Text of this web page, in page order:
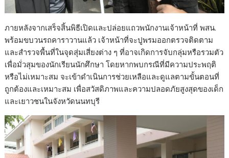
ภายหลังจากเสร็จสิ้นพิธีเปิดและปล่อยแถวพนักงานเจ้าหน้าที่ พสน.
พร้อมขบวนรถคาราวานแล้ว เจ้าหน้าที่จะปูพรมออกตรวจติดตาม
และสำรวจพื้นที่ในจุดสุ่มเสี่ยงต่าง ๆ ที่อาจเกิดการจับกลุ่มหรือรวมตัว
เพื่อมั่วสุมของนักเรียนนักศึกษา โดยหากพบกรณีที่มีความประพฤติ
หรือไม่เหมาะสม จะเข้าดำเนินการช่วยเหลือและดูแลตามขั้นตอนที่
ถูกต้องและเหมาะสม เพื่อสวัสดิภาพและความปลอดภัยสูงสุดของเด็ก
และเยาวชนในจังหวัดนนทบุรี